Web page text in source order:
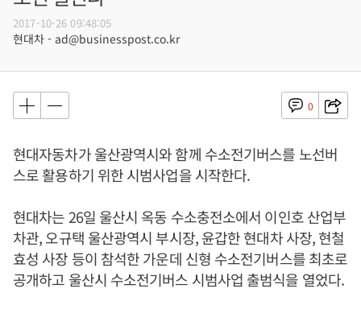
2017-10-26 09:48:05
현대차 - ad@businesspost.co.kr
0
현대자동차가 울산광역시와 함께 수소전기버스를 노선버
스로 활용하기 위한 시범사업을 시작한다.
현대차는 26일 울산시 옥동 수소충전소에서 이인호 산업부
차관, 오규택 울산광역시 부시장, 윤갑한 현대차 사장, 현철
효성 사장 등이 참석한 가운데 신형 수소전기버스를 최초로
공개하고 울산시 수소전기버스 시범사업 출범식을 열었다.